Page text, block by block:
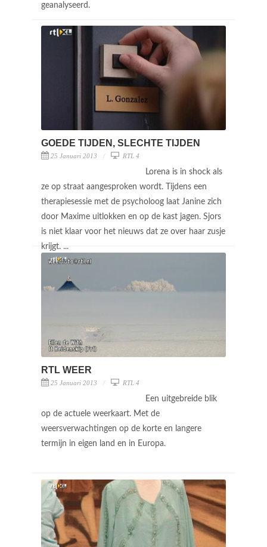
geanalyseerd.
GOEDE TIJDEN, SLECHTE TIJDEN
25 Januari 2013 RTL 4
Lorena is in shock als
ze op straat aangesproken wordt. Tijdens een
therapiesessie met de psycholoog laat Janine zich
door Maxime uitlokken en op de kast jagen. Sjors
is niet klaar voor het nieuws dat ze over haar zusje
krijgt. ...
RTL WEER
25 Januari 2013 RTL 4
Een uitgebreide blik
op de actuele weerkaart. Met de
weersverwachtingen op de korte en langere
termijn in eigen land en in Europa.